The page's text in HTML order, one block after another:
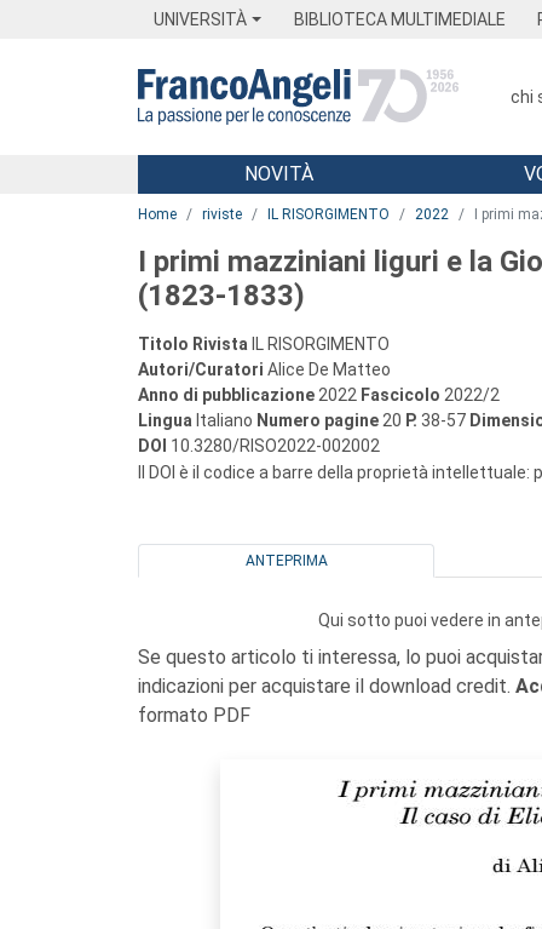
UNIVERSITÀ BIBLIOTECA MULTIMEDIALE
chi
Menu
NOVITÀ
Home riviste IL RISORGIMENTO 2022 I primi
I primi mazziniani liguri e la
(1823-1833)
Titolo Rivista IL RISORGIMENTO
Autori/Curatori Alice De Matteo
Anno di pubblicazione 2022 Fascicolo 2022/2
Lingua Italiano Numero pagine 20 P. 38-57
DOI 10.3280/RISO2022-002002
Il DOI è il codice a barre della proprietà intellettuale:
ANTEPRIMA
Qui sotto puoi vedere in
Se questo articolo ti interessa, lo puoi
indicazioni per acquistare il download credit.
formato PDF